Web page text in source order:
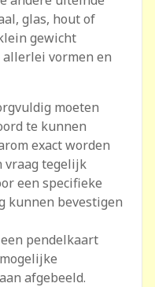
glas, hout of
gewicht
vormen en
moeten
te kunnen
exact worden
vraag tegelijk
een specifieke
kunnen bevestigen
pendelkaart
afgebeeld.